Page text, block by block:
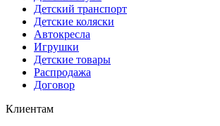
Детский транспорт
Детские коляски
Автокресла
Игрушки
Детские товары
Распродажа
Договор
Клиентам